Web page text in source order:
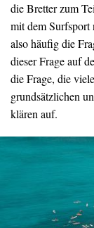
die Bretter zum
mit dem Surfsport
also häufig die
dieser Frage auf
die Frage, die
grundsätzlichen
klären auf.